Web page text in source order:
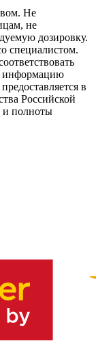
Не
не
дозировку.
специалистом.
информацию
в
Российской
и полноты